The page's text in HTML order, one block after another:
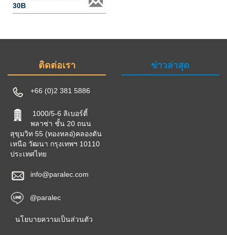
30B
ติดต่อเรา
+66 (0)2 381 5886
1000/5-6 ลิเบอร์ตี้
พลาซ่า ชั้น 20 ถนน
สุขุมวิท 55 (ทองหลอ่)คลองตัน
เหนือ วัฒนา กรุงเทพฯ 10110
ประเทศไทย
info@paralec.com
@paralec
นโยบายความเป็นส่วนตัว
ข่าวล่าสุด